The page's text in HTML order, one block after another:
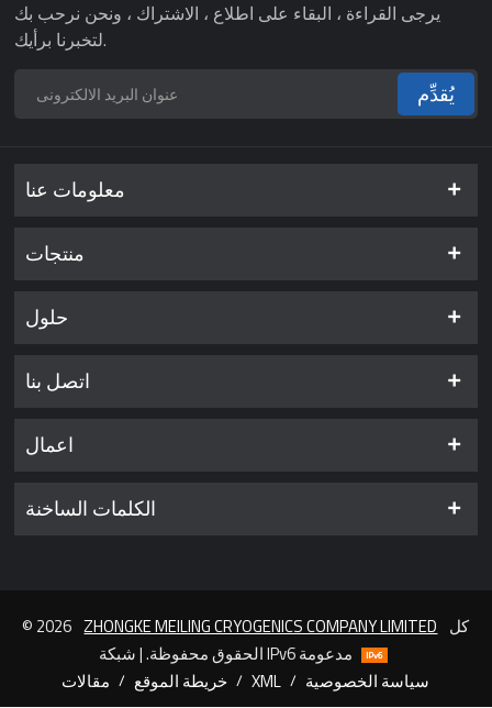
يرجى القراءة ، البقاء على اطلاع ، الاشتراك ، ونحن نرحب بك
لتخبرنا برأيك.
يُقدِّم
معلومات عنا
منتجات
حلول
اتصل بنا
اعمال
الكلمات الساخنة
© 2026 ZHONGKE MEILING CRYOGENICS COMPANY LIMITED
مقالات / خريطة الموقع / XML / سياسة الخصوصية